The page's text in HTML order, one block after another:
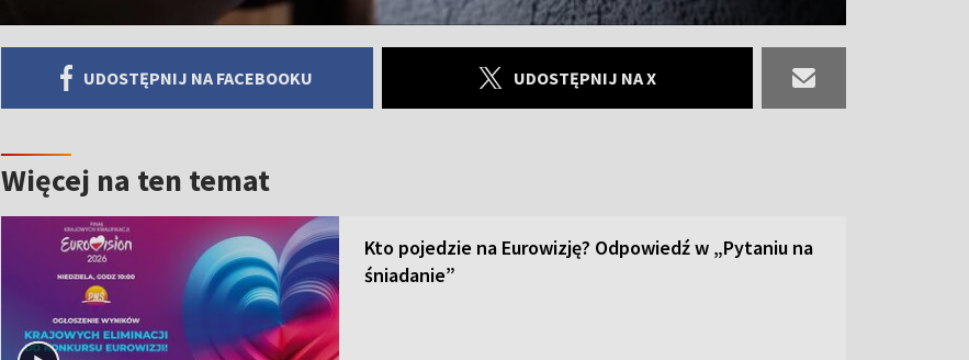
UDOSTĘPNIJ NA FACEBOOKU UDOSTĘPNIJ NA X
Więcej na ten temat
Kto pojedzie na Eurowizję? Odpowiedź w „Pytaniu na
śniadanie”